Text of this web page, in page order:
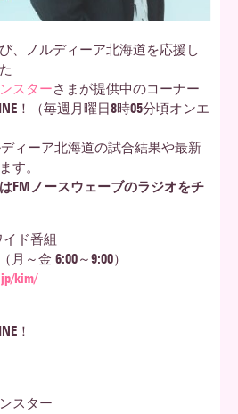
、ノルディーア北海道を応援し
スターさまが提供中のコーナー
！（毎週月曜日8時05分頃オンエ
ィーア北海道の試合結果や最新
す。
FMノースウェーブのラジオをチ
ド番組
月～金 6:00～9:00）
kim/
！
スター